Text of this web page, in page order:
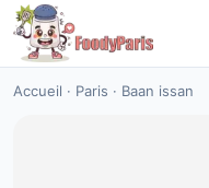
Accueil · Paris · Baan issan